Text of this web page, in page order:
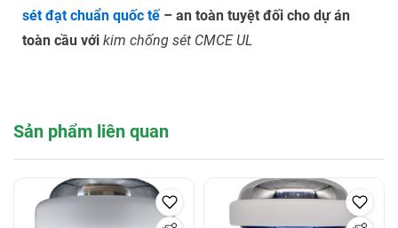
sét đạt chuẩn quốc tế– an toàn tuyệt đối cho dự án
toàn cầu với kim chống sét CMCE UL
Sản phẩm liên quan